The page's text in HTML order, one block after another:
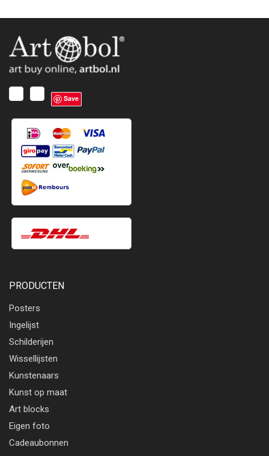
Save
PRODUCTEN
Posters
Ingelijst
Schilderijen
Wissellijsten
Kunstenaars
Kunst op maat
Art blocks
Eigen foto
Cadeaubonnen